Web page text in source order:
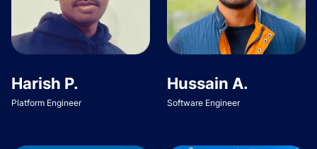
Harish P.
Platform Engineer
Hussain A.
Software Engineer